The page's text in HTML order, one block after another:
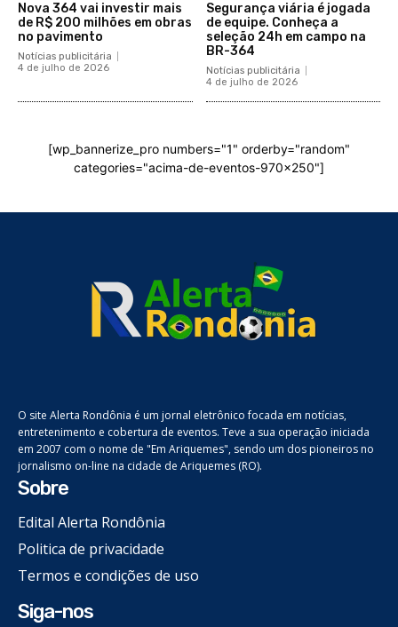
Nova 364 vai investir mais
de R$ 200 milhões em obras
no pavimento
Notícias publicitária
4 de julho de 2026
Segurança viária é jogada
de equipe. Conheça a
seleção 24h em campo na
BR-364
Notícias publicitária
4 de julho de 2026
[wp_bannerize_pro numbers="1" orderby="random"
categories="acima-de-eventos-970x250"]
O site Alerta Rondônia é um jornal eletrônico focada em notícias,
entretenimento e cobertura de eventos. Teve a sua operação iniciada
em 2007 com o nome de "Em Ariquemes", sendo um dos pioneiros no
jornalismo on-line na cidade de Ariquemes (RO).
Sobre
Edital Alerta Rondônia
Politica de privacidade
Termos e condições de uso
Siga-nos